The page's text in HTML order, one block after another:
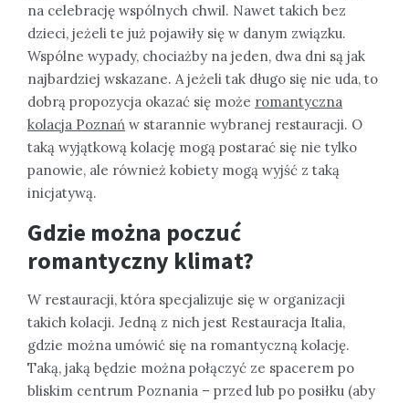
na celebrację wspólnych chwil. Nawet takich bez
dzieci, jeżeli te już pojawiły się w danym związku.
Wspólne wypady, chociażby na jeden, dwa dni są jak
najbardziej wskazane. A jeżeli tak długo się nie uda, to
dobrą propozycja okazać się może romantyczna
kolacja Poznań w starannie wybranej restauracji. O
taką wyjątkową kolację mogą postarać się nie tylko
panowie, ale również kobiety mogą wyjść z taką
inicjatywą.
Gdzie można poczuć
romantyczny klimat?
W restauracji, która specjalizuje się w organizacji
takich kolacji. Jedną z nich jest Restauracja Italia,
gdzie można umówić się na romantyczną kolację.
Taką, jaką będzie można połączyć ze spacerem po
bliskim centrum Poznania – przed lub po posiłku (aby